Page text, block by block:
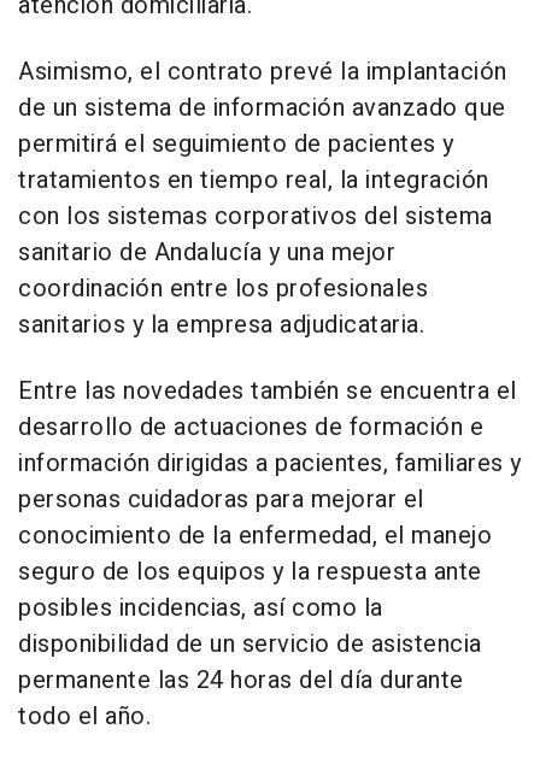
Asimismo, el contrato prevé la implantación
de un sistema de información avanzado que
permitirá el seguimiento de pacientes y
tratamientos en tiempo real, la integración
con los sistemas corporativos del sistema
sanitario de Andalucía y una mejor
coordinación entre los profesionales
sanitarios y la empresa adjudicataria.
Entre las novedades también se encuentra el
desarrollo de actuaciones de formación e
información dirigidas a pacientes, familiares y
personas cuidadoras para mejorar el
conocimiento de la enfermedad, el manejo
seguro de los equipos y la respuesta ante
posibles incidencias, así como la
disponibilidad de un servicio de asistencia
permanente las 24 horas del día durante
todo el año.